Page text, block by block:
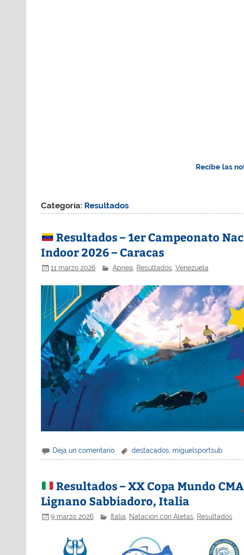
Recibe las
Categoría: Resultados
Resultados – 1er Campeonato
Indoor 2026 – Caracas
11 marzo 2026 Apnea Resultados, Venezuela
Deja un comentario destacados, miguelsportsub
Resultados – XX Copa Mundo
Lignano Sabbiadoro, Italia
9 marzo 2026 Italia Natación con Aletas, Resultados